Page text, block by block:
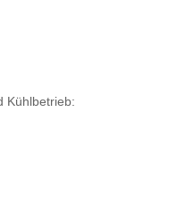
Kühlbetrieb: